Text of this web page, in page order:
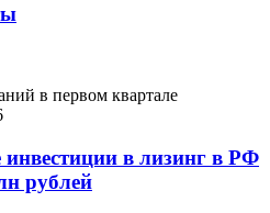
в первом квартале
в лизинг в РФ
рублей